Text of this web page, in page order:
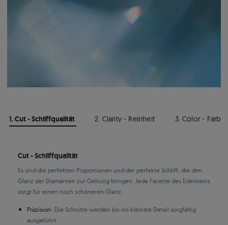
1. Cut - Schliffqualität 2. Clarity - Reinheit 3. Color - Farbe
Cut - Schliffqualität
Es sind die perfekten Proportionen und der perfekte Schliff, die den
Glanz der Diamanten zur Geltung bringen. Jede Facette des Edelsteins
sorgt für einen noch schöneren Glanz.
Präzision- Die Schnitte werden bis ins kleinste Detail sorgfältig
ausgeführt.